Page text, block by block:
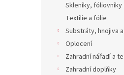
Skleníky, fóliovníky
Textilie a fólie
Substráty, hnojiva
Oplocení
Zahradní nářadí a
Zahradní doplňky